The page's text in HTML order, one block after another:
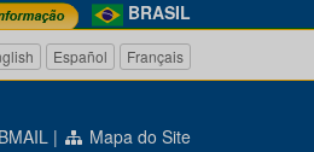
BRASIL
Español Français
| Mapa do Site